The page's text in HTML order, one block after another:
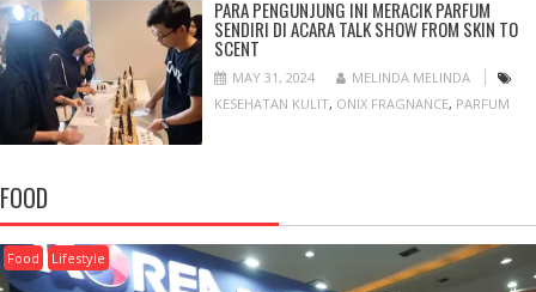
PARA PENGUNJUNG INI MERACIK PARFUM
SENDIRI DI ACARA TALK SHOW FROM SKIN TO
SCENT
MAY 31, 2024
MELINDA MELINDA
KESEHATAN KULIT, ONIX FRAGNANCE, PARFUM
FOOD
Food Lifestyle